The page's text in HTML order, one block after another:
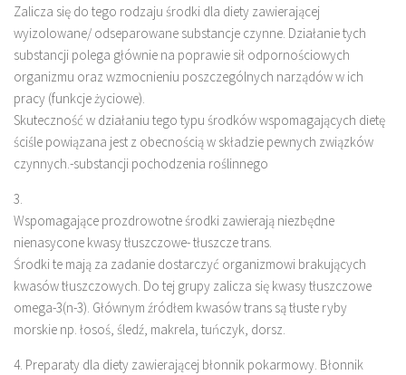
Zalicza się do tego rodzaju środki dla diety zawierającej
wyizolowane/ odseparowane substancje czynne. Działanie tych
substancji polega głównie na poprawie sił odpornościowych
organizmu oraz wzmocnieniu poszczególnych narządów w ich
pracy (funkcje życiowe).
Skuteczność w działaniu tego typu środków wspomagających dietę
ściśle powiązana jest z obecnością w składzie pewnych związków
czynnych.-substancji pochodzenia roślinnego
3.
Wspomagające prozdrowotne środki zawierają niezbędne
nienasycone kwasy tłuszczowe- tłuszcze trans.
Środki te mają za zadanie dostarczyć organizmowi brakujących
kwasów tłuszczowych. Do tej grupy zalicza się kwasy tłuszczowe
omega-3(n-3). Głównym źródłem kwasów trans są tłuste ryby
morskie np. łosoś, śledź, makrela, tuńczyk, dorsz.
4. Preparaty dla diety zawierającej błonnik pokarmowy. Błonnik